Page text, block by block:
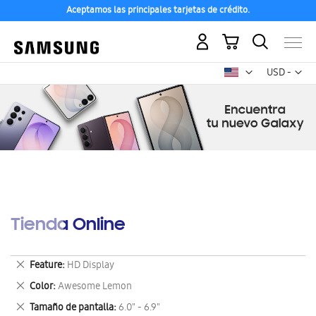
Aceptamos las principales tarjetas de crédito.
USD -
dólar
Mi carrito
Tienda Online
Feature HD Display
Eliminar
este
artículo
Color Awesome Lemon
Eliminar
este
Tamaño de pantalla 6.0" - 6.9"
Eliminar